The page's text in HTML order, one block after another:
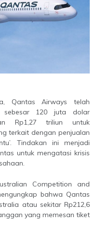
Qantas Airways telah
sebesar 120 juta dolar
Rp1,27 triliun untuk
terkait dengan penjualan
Tindakan ini menjadi
untuk mengatasi krisis
bahwa Qantas
atau sekitar Rp212,6
yang memesan tiket